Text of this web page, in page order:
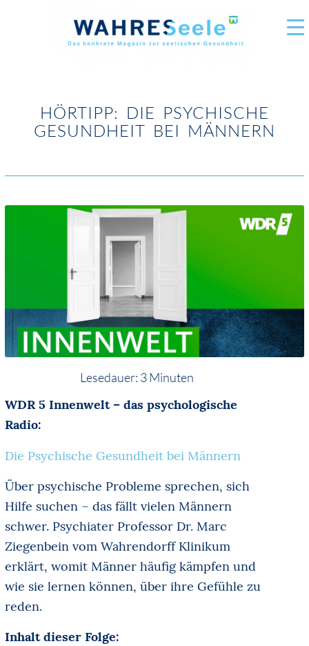
HÖRTIPP: DIE PSYCHISCHE
GESUNDHEIT BEI MÄNNERN
Lesedauer: 3Minuten
WDR 5 Innenwelt – das psychologische
Radio:
Die Psychische Gesundheit bei Männern
Über psychische Probleme sprechen, sich
Hilfe suchen – das fällt vielen Männern
schwer. Psychiater Professor Dr. Marc
Ziegenbein vom Wahrendorff Klinikum
erklärt, womit Männer häufig kämpfen und
wie sie lernen können, über ihre Gefühle zu
reden.
Inhalt dieser Folge: